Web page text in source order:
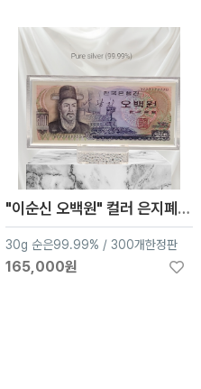
"이순신 오백원" 컬러 은지폐, 순은 99.99% 액자 블리온 실버 30g
30g 순은99.99% / 300개한정판
165,000원